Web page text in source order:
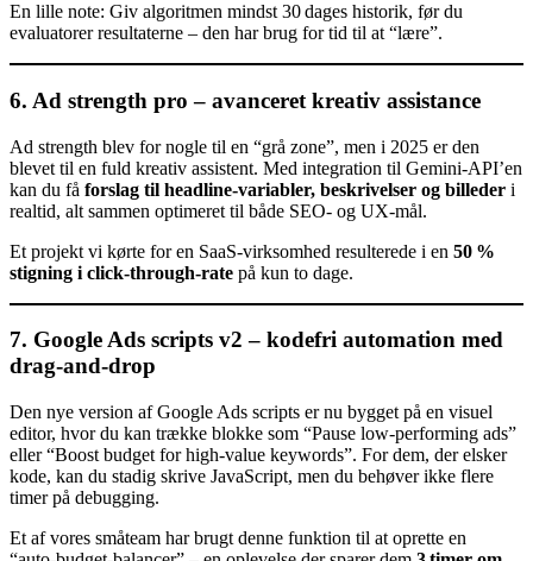
En lille note: Giv algoritmen mindst 30 dages historik, før du
evaluatorer resultaterne – den har brug for tid til at “lære”.
6. Ad strength pro – avanceret kreativ assistance
Ad strength blev for nogle til en “grå zone”, men i 2025 er den
blevet til en fuld kreativ assistent. Med integration til Gemini‑API’en
kan du få forslag til headline‑variabler, beskrivelser og billeder i
realtid, alt sammen optimeret til både SEO‑ og UX‑mål.
Et projekt vi kørte for en SaaS‑virksomhed resulterede i en 50 %
stigning i click‑through‑rate på kun to dage.
7. Google Ads scripts v2 – kodefri automation med
drag‑and‑drop
Den nye version af Google Ads scripts er nu bygget på en visuel
editor, hvor du kan trække blokke som “Pause low‑performing ads”
eller “Boost budget for high‑value keywords”. For dem, der elsker
kode, kan du stadig skrive JavaScript, men du behøver ikke flere
timer på debugging.
Et af vores småteam har brugt denne funktion til at oprette en